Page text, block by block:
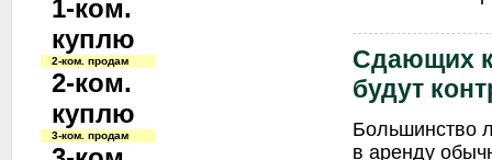
1-ком.
куплю
2-ком. продам
2-ком.
куплю
3-ком. продам
Сдающих
будут
Большинство
в аренду